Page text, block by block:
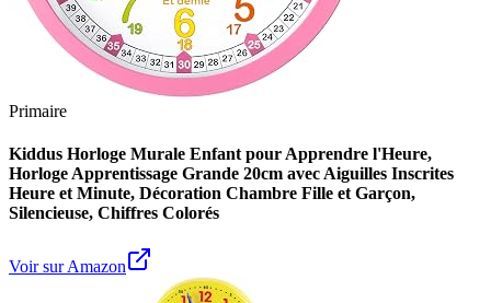
Primaire
Kiddus Horloge Murale Enfant pour Apprendre l'Heure,
Horloge Apprentissage Grande 20cm avec Aiguilles Inscrites
Heure et Minute, Décoration Chambre Fille et Garçon,
Silencieuse, Chiffres Colorés
Voir sur Amazon